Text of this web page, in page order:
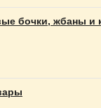
бочки, жбаны и